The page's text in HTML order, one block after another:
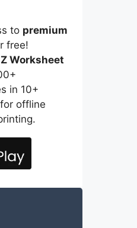
to premium
free!
Worksheet
in 10+
offline